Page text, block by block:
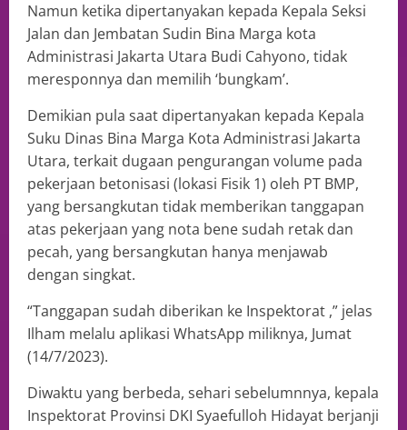
Namun ketika dipertanyakan kepada Kepala Seksi
Jalan dan Jembatan Sudin Bina Marga kota
Administrasi Jakarta Utara Budi Cahyono, tidak
meresponnya dan memilih ‘bungkam’.
Demikian pula saat dipertanyakan kepada Kepala
Suku Dinas Bina Marga Kota Administrasi Jakarta
Utara, terkait dugaan pengurangan volume pada
pekerjaan betonisasi (lokasi Fisik 1) oleh PT BMP,
yang bersangkutan tidak memberikan tanggapan
atas pekerjaan yang nota bene sudah retak dan
pecah, yang bersangkutan hanya menjawab
dengan singkat.
“Tanggapan sudah diberikan ke Inspektorat ,” jelas
Ilham melalu aplikasi WhatsApp miliknya, Jumat
(14/7/2023).
Diwaktu yang berbeda, sehari sebelumnnya, kepala
Inspektorat Provinsi DKI Syaefulloh Hidayat berjanji